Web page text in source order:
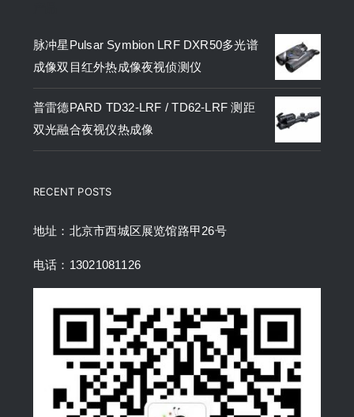
脉冲星Pulsar Symbion LRF DXR50多光谱
成像双目红外热成像夜视侦测仪
普雷德PARD TD32-LRF / TD62-LRF 测距
双光融合夜视仪热成像
RECENT POSTS
地址：北京市西城区展览馆路甲26号
电话：13021081126